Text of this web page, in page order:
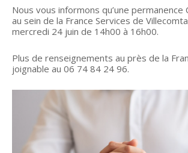
Nous vous informons qu’une permanence
au sein de la France Services de
mercredi 24 juin de 14h00 à 16h00.
Plus de renseignements au près de la
joignable au 06 74 84 24 96.